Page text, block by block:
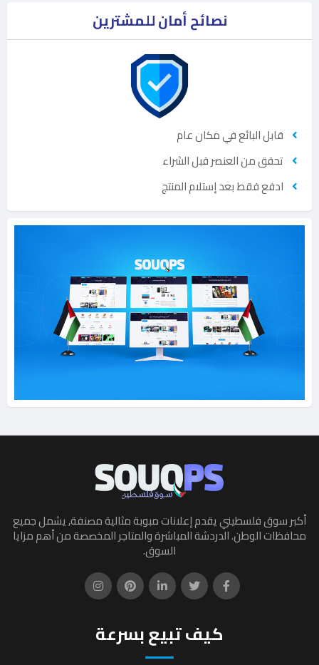
نصائح أمان للمشترين
قابل البائع في مكان عام
تحقق من العنصر قبل الشراء
ادفع فقط بعد إستلام المنتج
أكبر سوق فلسطيني يقدم إعلانات مبوبة مثالية مصنفة, يشمل جميع
محافظات الوطن. الدردشة المباشرة والمتاجر المخصصة من أهم مزايا
السوق.
كيف تبيع بسرعة